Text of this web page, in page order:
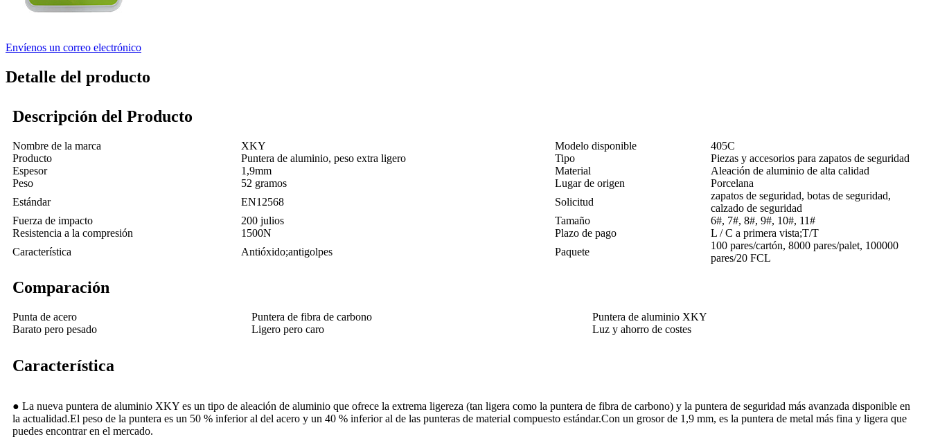
Envíenos un correo electrónico
Detalle del producto
Descripción del Producto
Nombre de la marca XKY Modelo disponible
405C
Producto
Puntera de aluminio, peso extra ligero Tipo
Piezas y accesorios para zapatos de seguridad
Espesor
1,9mm Material
Aleación de aluminio de alta calidad
Peso
52 gramos Lugar de origen
Porcelana
Estándar
EN12568 Solicitud
zapatos de seguridad, botas de seguridad,
calzado de seguridad
Fuerza de impacto
200 julios Tamaño
6#, 7#, 8#, 9#, 10#, 11#
Resistencia a la compresión
1500N Plazo de pago
L / C a primera vista;T/T
Característica
Antióxido;antigolpes Paquete
100 pares/cartón, 8000 pares/palet, 100000
pares/20 FCL
Comparación
Punta de acero Puntera de fibra de carbono
Puntera de aluminio XKY
Barato pero pesado
Ligero pero caro Luz y ahorro de costes
Característica
● La nueva puntera de aluminio XKY es un tipo de aleación de aluminio que ofrece la extrema ligereza (tan ligera como la puntera de fibra de carbono) y la puntera de seguridad más avanzada disponible en
la actualidad.El peso de la puntera es un 50 % inferior al del acero y un 40 % inferior al de las punteras de material compuesto estándar.Con un grosor de 1,9 mm, es la puntera de metal más fina y ligera que
puedes encontrar en el mercado.